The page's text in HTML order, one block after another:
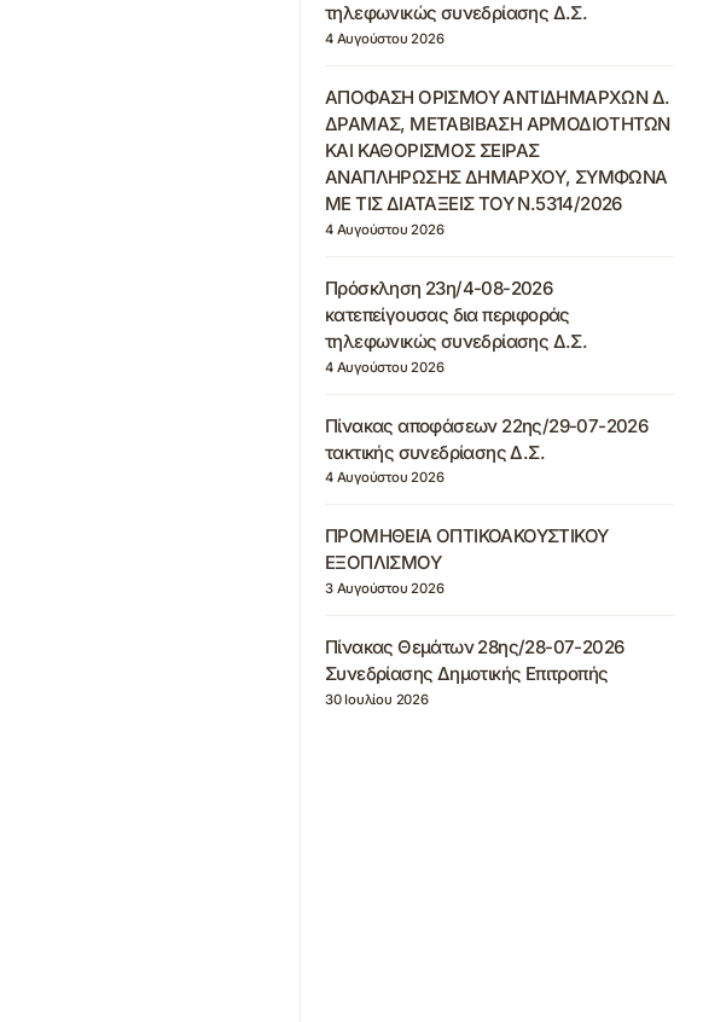
τηλεφωνικώς συνεδρίασης Δ.Σ.
4 Αυγούστου 2026
ΑΠΟΦΑΣΗ ΟΡΙΣΜΟΥ ΑΝΤΙΔΗΜΑΡΧΩΝ Δ.
ΔΡΑΜΑΣ, ΜΕΤΑΒΙΒΑΣΗ ΑΡΜΟΔΙΟΤΗΤΩΝ
ΚΑΙ ΚΑΘΟΡΙΣΜΟΣ ΣΕΙΡΑΣ
ΑΝΑΠΛΗΡΩΣΗΣ ΔΗΜΑΡΧΟΥ, ΣΥΜΦΩΝΑ
ΜΕ ΤΙΣ ΔΙΑΤΑΞΕΙΣ ΤΟΥ Ν.5314/2026
4 Αυγούστου 2026
Πρόσκληση 23η/4-08-2026
κατεπείγουσας δια περιφοράς
τηλεφωνικώς συνεδρίασης Δ.Σ.
4 Αυγούστου 2026
Πίνακας αποφάσεων 22ης/29-07-2026
τακτικής συνεδρίασης Δ.Σ.
4 Αυγούστου 2026
ΠΡΟΜΗΘΕΙΑ ΟΠΤΙΚΟΑΚΟΥΣΤΙΚΟΥ
ΕΞΟΠΛΙΣΜΟΥ
3 Αυγούστου 2026
Πίνακας Θεμάτων 28ης/28-07-2026
Συνεδρίασης Δημοτικής Επιτροπής
30 Ιουλίου 2026